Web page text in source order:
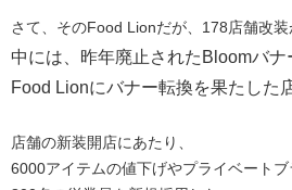
さて、そのFood Lionだが、178店舗改装
中には、昨年廃止されたBloomバナ
Food Lionにバナー転換を果たした
店舗の新装開店にあたり、
6000アイテムの値下げやプライベートブ